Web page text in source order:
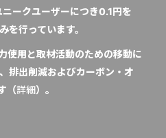
ニークユーザーにつき0.1円を
を行っています。
使用と取材活動のための移動に
排出削減およびカーボン・オ
（詳細）。